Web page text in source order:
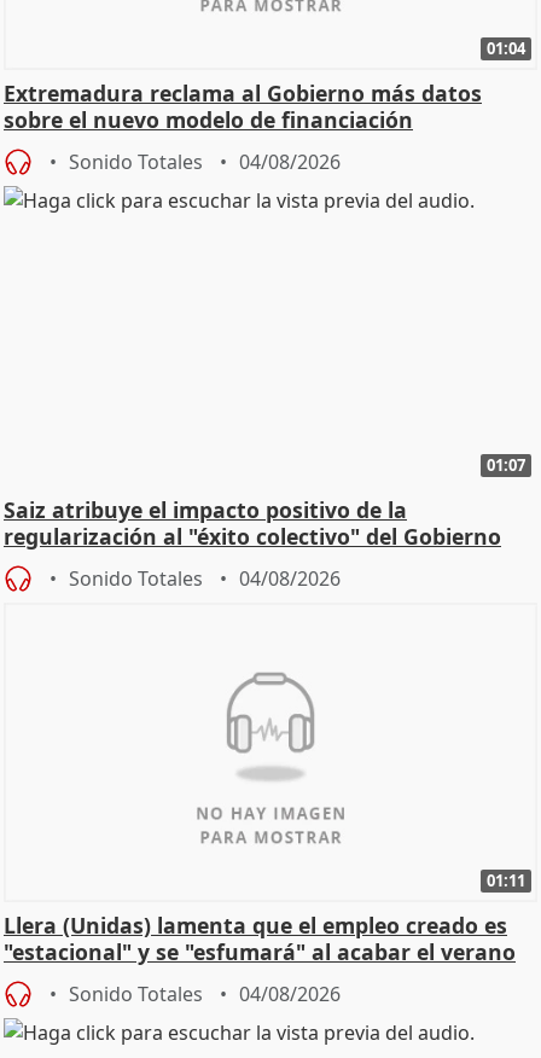
01:04
Extremadura reclama al Gobierno más datos
sobre el nuevo modelo de financiación
Sonido Totales 04/08/2026
01:07
Saiz atribuye el impacto positivo de la
regularización al "éxito colectivo" del Gobierno
Sonido Totales 04/08/2026
01:11
Llera (Unidas) lamenta que el empleo creado es
"estacional" y se "esfumará" al acabar el verano
Sonido Totales 04/08/2026